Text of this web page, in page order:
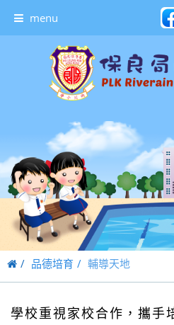
menu
品德培育 輔導天地
學校重視家校合作，攜手